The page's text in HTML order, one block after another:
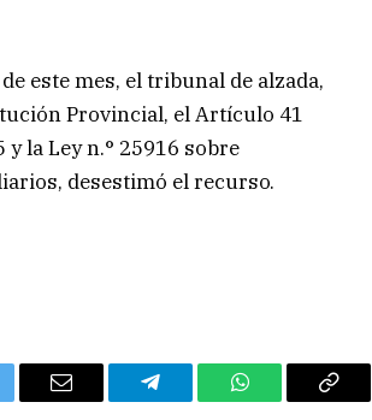
este mes, el tribunal de alzada,
Provincial, el Artículo 41
la Ley n.° 25916 sobre
desestimó el recurso.
Email Telegram WhatsAppCopy